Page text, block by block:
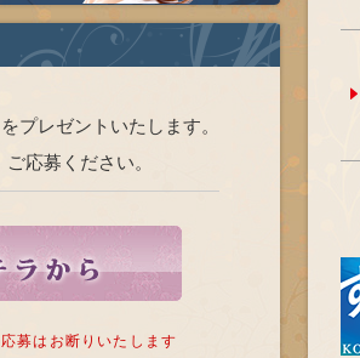
プレゼントいたします。
応募ください。
募はお断りいたします